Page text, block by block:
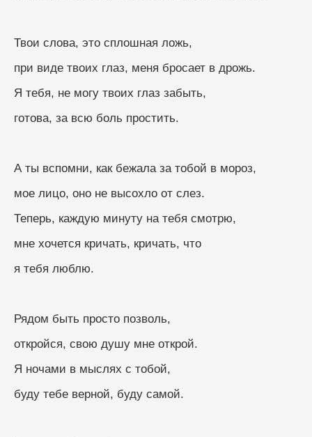
Твои слова, это сплошная ложь,
при виде твоих глаз, меня бросает в дрожь.
Я тебя, не могу твоих глаз забыть,
готова, за всю боль простить.
А ты вспомни, как бежала за тобой в мороз,
мое лицо, оно не высохло от слез.
Теперь, каждую минуту на тебя смотрю,
мне хочется кричать, кричать, что
я тебя люблю.
Рядом быть просто позволь,
откройся, свою душу мне открой.
Я ночами в мыслях с тобой,
буду тебе верной, буду самой.